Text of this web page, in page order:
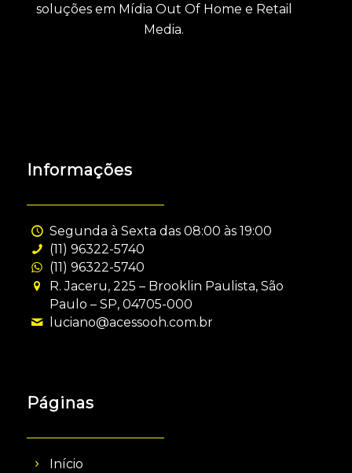
soluções em Mídia Out Of Home e Retail
Media.
Informações
Segunda à Sexta das 08:00 às 19:00
(11) 96322-5740
(11) 96322-5740
R. Jaceru, 225 – Brooklin Paulista, São
Paulo – SP, 04705-000
luciano@acessooh.com.br
Páginas
Início